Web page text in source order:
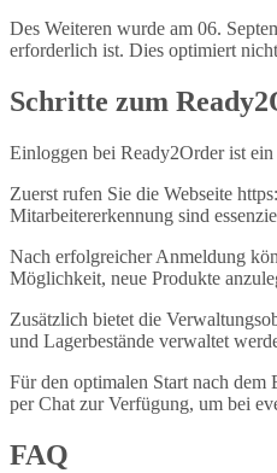
Des Weiteren wurde am 06.
erforderlich ist. Dies optimiert
Schritte zum
Einloggen bei Ready2Order ist
Zuerst rufen Sie die Webseite
Mitarbeitererkennung sind
Nach erfolgreicher Anmeldung
Möglichkeit, neue Produkte
Zusätzlich bietet die
und Lagerbestände verwaltet
Für den optimalen Start nach
per Chat zur Verfügung, um bei
FAQ